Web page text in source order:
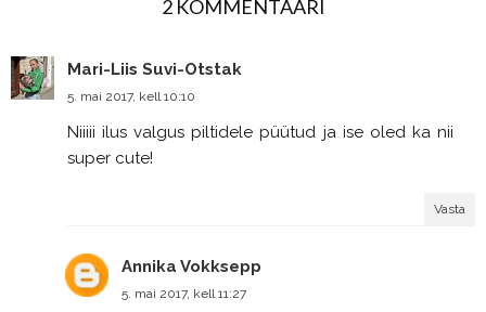
2 KOMMENTAARI
Mari-Liis Suvi-Otstak
5. mai 2017, kell 10:10
Niiiii ilus valgus piltidele püütud ja ise oled ka nii
super cute!
Vasta
Annika Vokksepp
5. mai 2017, kell 11:27